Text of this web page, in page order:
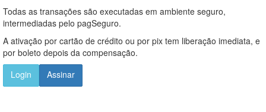
Todas as transações são executadas em ambiente seguro,
intermediadas pelo pagSeguro.
A ativação por cartão de crédito ou por pix tem liberação imediata, e
por boleto depois da compensação.
Login
Assinar